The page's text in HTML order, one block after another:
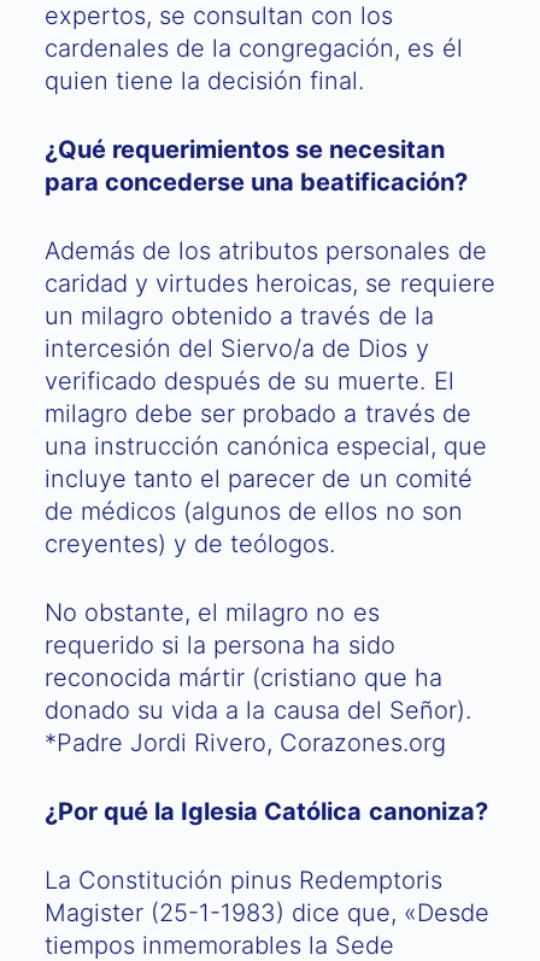
expertos, se consultan con los
cardenales de la congregación, es él
quien tiene la decisión final.
¿Qué requerimientos se necesitan
para concederse una beatificación?
Además de los atributos personales de
caridad y virtudes heroicas, se requiere
un milagro obtenido a través de la
intercesión del Siervo/a de Dios y
verificado después de su muerte. El
milagro debe ser probado a través de
una instrucción canónica especial, que
incluye tanto el parecer de un comité
de médicos (algunos de ellos no son
creyentes) y de teólogos.
No obstante, el milagro no es
requerido si la persona ha sido
reconocida mártir (cristiano que ha
donado su vida a la causa del Señor).
*Padre Jordi Rivero, Corazones.org
¿Por qué la Iglesia Católica canoniza?
La Constitución pinus Redemptoris
Magister (25-1-1983) dice que, «Desde
tiempos inmemorables la Sede